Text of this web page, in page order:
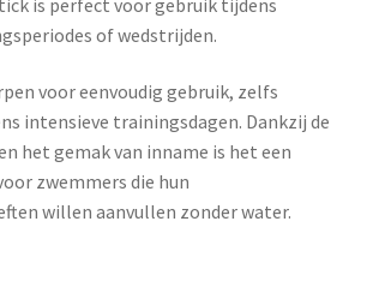
of wedstrijden.
voor eenvoudig gebruik, zelfs
intensieve trainingsdagen. Dankzij de
het gemak van inname is het een
zwemmers die hun
willen aanvullen zonder water.